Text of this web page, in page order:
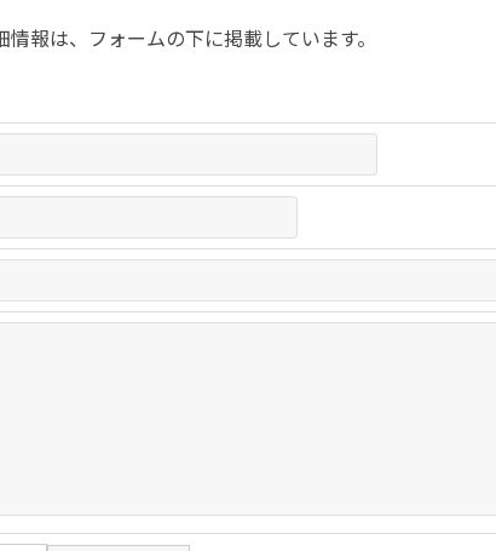
報は、フォームの下に掲載しています。